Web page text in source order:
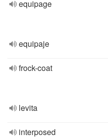
equipage
equipaje
frock-coat
levita
interposed